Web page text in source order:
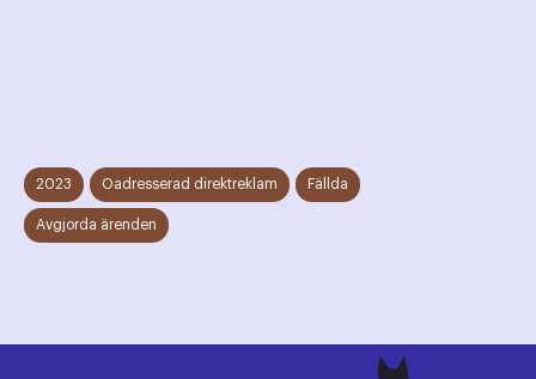
2023 Oadresserad direktreklam Fällda
Avgjorda ärenden